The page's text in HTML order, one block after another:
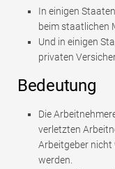
In einigen
beim staatlichen
Und in einigen
privaten
Bedeutung
Die
verletzten
Arbeitgeber
werden.